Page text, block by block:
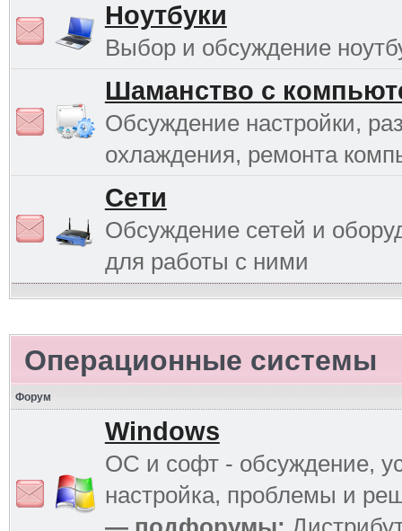
Ноутбуки
Выбор и обсуждение
Шаманство с
Обсуждение настройки,
охлаждения, ремонта
Сети
Обсуждение сетей и
для работы с ними
Операционные системы
Форум
Windows
ОС и софт - обсуждение,
настройка, проблемы и